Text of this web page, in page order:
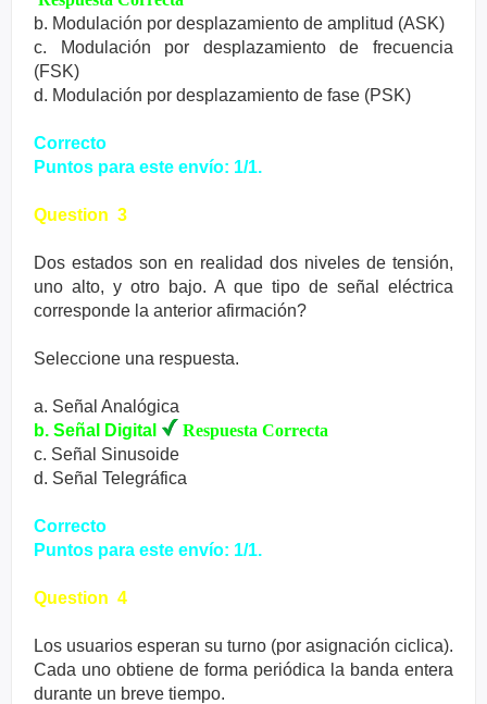
b. Modulación por desplazamiento de amplitud (ASK)
c. Modulación por desplazamiento de frecuencia
(FSK)
d. Modulación por desplazamiento de fase (PSK)
Correcto
Puntos para este envío: 1/1.
Question 3
Dos estados son en realidad dos niveles de tensión,
uno alto, y otro bajo. A que tipo de señal eléctrica
corresponde la anterior afirmación?
Seleccione una respuesta.
a. Señal Analógica
b. Señal Digital
Respuesta Correcta
c. Señal Sinusoide
d. Señal Telegráfica
Correcto
Puntos para este envío: 1/1.
Question 4
Los usuarios esperan su turno (por asignación ciclica).
Cada uno obtiene de forma periódica la banda entera
durante un breve tiempo.